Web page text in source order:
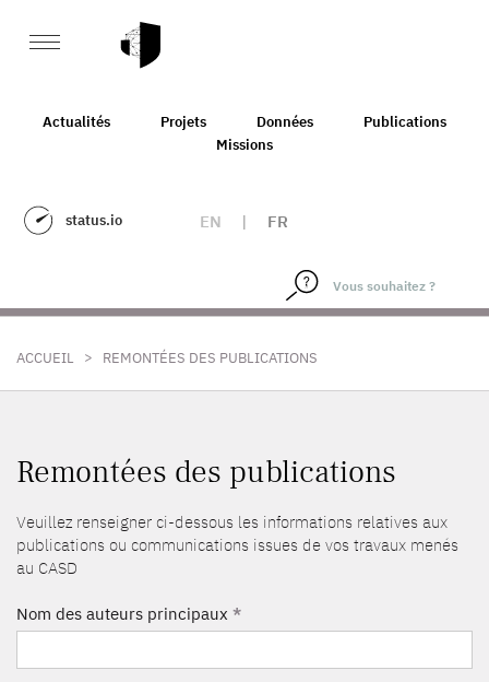
Actualités Projets Données
Publications
Missions
status.io EN | FR
ACCUEIL > REMONTÉES DES PUBLICATIONS
Remontées des publications
Veuillez renseigner ci-dessous les informations relatives aux
publications ou communications issues de vos travaux menés
au CASD
Nom des auteurs principaux *